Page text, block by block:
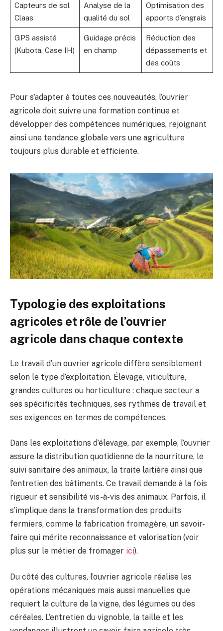
Capteurs de sol
Claas
Analyse de la
qualité du sol
Optimisation des
apports d’engrais
GPS assisté
(Kubota, Case IH)
Guidage précis
en champ
Réduction des
dépassements et
des coûts
Pour s’adapter à toutes ces nouveautés, l’ouvrier
agricole doit suivre une formation continue et
développer des compétences numériques, rejoignant
ainsi une tendance globale vers une agriculture
toujours plus durable et efficiente.
Typologie des exploitations
agricoles et rôle de l’ouvrier
agricole dans chaque contexte
Le travail d’un ouvrier agricole diffère sensiblement
selon le type d’exploitation. Élevage, viticulture,
grandes cultures ou horticulture : chaque secteur a
ses spécificités techniques, ses rythmes de travail et
ses exigences en termes de compétences.
Dans les exploitations d’élevage, par exemple, l’ouvrier
assure la distribution quotidienne de la nourriture, le
suivi sanitaire des animaux, la traite laitière ainsi que
l’entretien des bâtiments. Ce travail demande à la fois
rigueur et sensibilité vis-à-vis des animaux. Parfois, il
s’implique dans la transformation des produits
fermiers, comme la fabrication fromagère, un savoir-
faire qui mérite reconnaissance et valorisation (voir
plus sur le métier de fromager ici).
Du côté des cultures, l’ouvrier agricole réalise les
opérations mécaniques mais aussi manuelles que
requiert la culture de la vigne, des légumes ou des
céréales. L’entretien du vignoble, la taille et les